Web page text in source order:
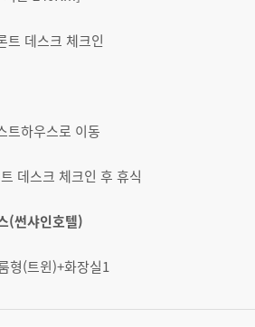
데스크 체크인
하우스로 이동
데스크 체크인 후 휴식
(썬샤인호텔)
(트윈)+화장실1